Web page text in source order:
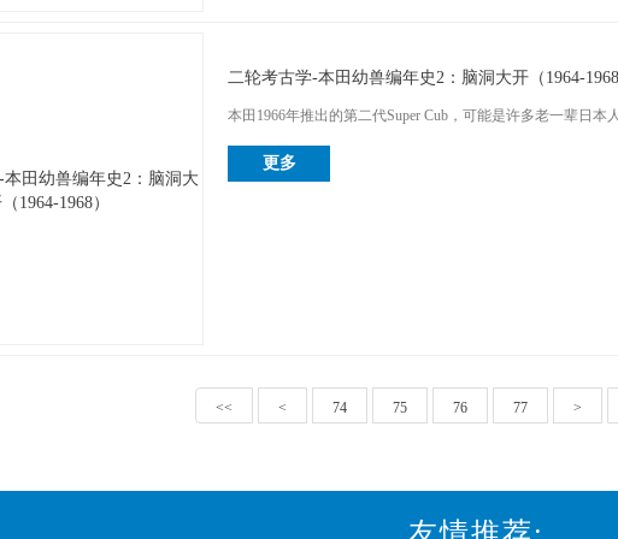
二轮考古学-本田幼兽编年史2：脑洞大开（1964-1968
本田1966年推出的第二代Super Cub，可能是许多老一辈日本
更多
<< < 74 75 76 77 >